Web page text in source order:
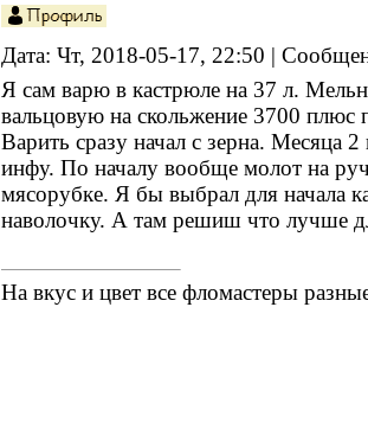
Дата: Чт, 2018-05-17, 22:50 |
Я сам варю в кастрюле на 37 л.
вальцовую на скольжение 3700 плюс
Варить сразу начал с зерна. Месяца 2
инфу. По началу вообще молот на
мясорубке. Я бы выбрал для начала
наволочку. А там решиш что лучше
На вкус и цвет все фломастеры